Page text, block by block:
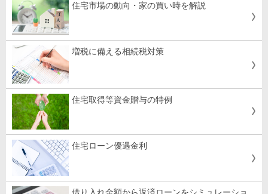
住宅市場の動向・家の買い時を解説
増税に備える相続税対策
住宅取得等資金贈与の特例
住宅ローン優遇金利